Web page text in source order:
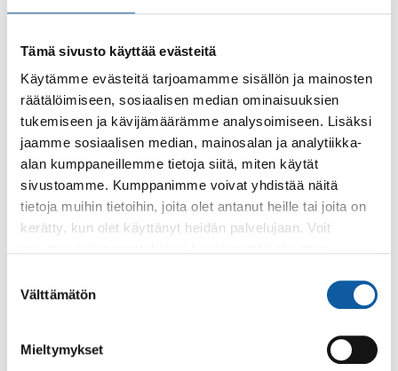
Tämä sivusto käyttää evästeitä
Käytämme evästeitä tarjoamamme sisällön ja mainosten
räätälöimiseen, sosiaalisen median ominaisuuksien
tukemiseen ja kävijämäärämme analysoimiseen. Lisäksi
jaamme sosiaalisen median, mainosalan ja analytiikka-
alan kumppaneillemme tietoja siitä, miten käytät
sivustoamme. Kumppanimme voivat yhdistää näitä
tietoja muihin tietoihin, joita olet antanut heille tai joita on
kerätty, kun olet käyttänyt heidän palvelujaan. Voit
valinta
Välttämätön
Mieltymykset
Liity mukaan Teams-kokoukseen
Takaisin tapahtumiin
Asiasanat